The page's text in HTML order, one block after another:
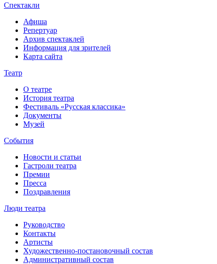
Спектакли
Афиша
Репертуар
Архив спектаклей
Информация для зрителей
Карта сайта
Театр
О театре
История театра
Фестиваль «Русская классика»
Документы
Музей
События
Новости и статьи
Гастроли театра
Премии
Пресса
Поздравления
Люди театра
Руководство
Контакты
Артисты
Художественно-постановочный состав
Административный состав